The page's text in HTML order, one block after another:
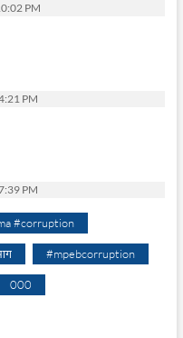
PM
PM
PM
#corruption
#mpebcorruption
000